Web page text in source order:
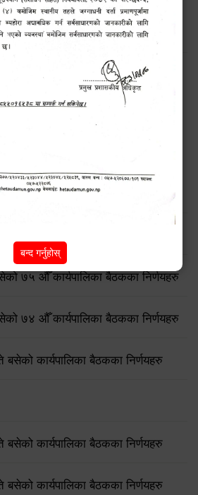
‘भेट्रो निरीक्षक’ राख्दै हेटौंडा
८३औं नगर कार्यपालिकाको बैठकको
७६ औँ कार्यपालिका बैठकका निर्णयहरु
७५ औँ कार्यपालिका बैठकका निर्णयहरु
७४ औँ कार्यपालिका बैठकका निर्णयहरु
कार्यपालिका बैठकका निर्णयहरु
कार्यपालिका बैठकका निर्णयहरु
कार्यपालिका बैठकका निर्णयहरु
बन्द गर्नुहोस्